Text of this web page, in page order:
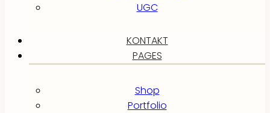
UGC
KONTAKT
PAGES
Shop
Portfolio